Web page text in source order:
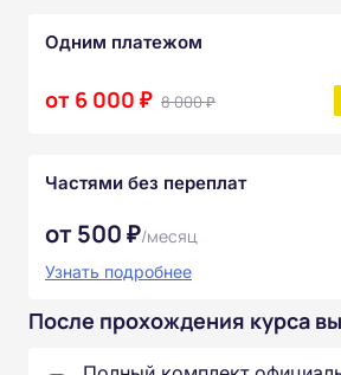
Одним платежом
от 6 000 ₽ 8 000 ₽
Частями без переплат
от 500 ₽/месяц
Узнать подробнее
После прохождения курса